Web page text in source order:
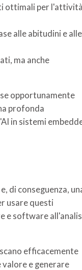
ottimali per
alle abitudini e alle
ma anche
opportunamente
profonda
in sistemi
di conseguenza,
usare questi
e software
efficacemente
e generare